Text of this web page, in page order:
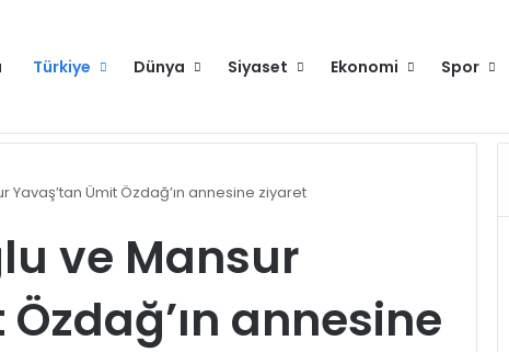
Türkiye Dünya Siyaset Ekonomi Spor
Ümit Özdağ’ın annesine ziyaret
ve Mansur
annesine